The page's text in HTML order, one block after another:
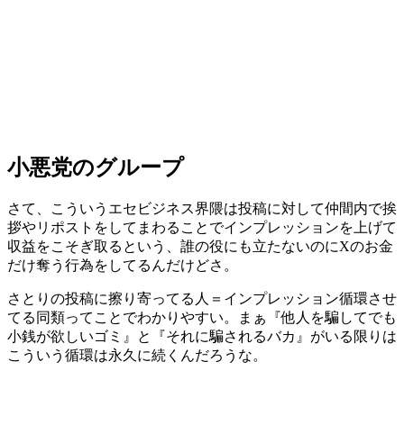
小悪党のグループ
さて、こういうエセビジネス界隈は投稿に対して仲間内で挨
拶やリポストをしてまわることでインプレッションを上げて
収益をこそぎ取るという、誰の役にも立たないのにXのお金
だけ奪う行為をしてるんだけどさ。
さとりの投稿に擦り寄ってる人＝インプレッション循環させ
てる同類ってことでわかりやすい。まぁ『他人を騙してでも
小銭が欲しいゴミ』と『それに騙されるバカ』がいる限りは
こういう循環は永久に続くんだろうな。